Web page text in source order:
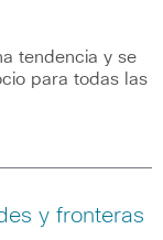
tendencia y se
para todas las
y fronteras